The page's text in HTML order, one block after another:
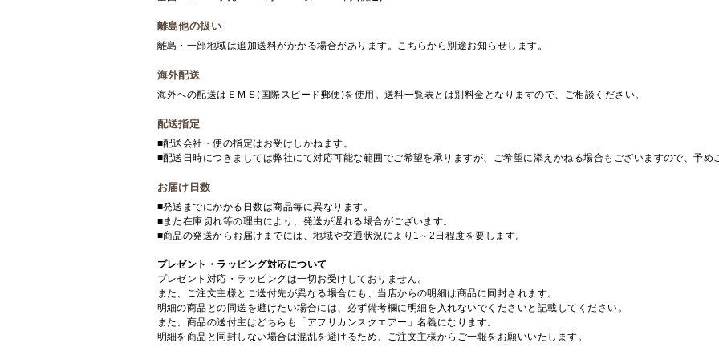
離島他の扱い
離島・一部地域は追加送料がかかる場合があります。こちらから別途お知らせします。
海外配送
海外への配送はＥＭＳ(国際スピード郵便)を使用。送料一覧表とは別料金となりますので、ご相談ください。
配送指定
■配送会社・便の指定はお受けしかねます。
■配送日時につきましては弊社にて対応可能な範囲でご希望を承りますが、ご希望に添えかねる場合もございますので、予め
お届け日数
■発送までにかかる日数は商品毎に異なります。
■また在庫切れ等の理由により、発送が遅れる場合がございます。
■商品の発送からお届けまでには、地域や交通状況により1～2日程度を要します。
プレゼント・ラッピング対応について
プレゼント対応・ラッピングは一切お受けしておりません。
また、ご注文主様とご送付先が異なる場合にも、当店からの明細は商品に同封されます。
明細の商品との同送を避けたい場合には、必ず備考欄に明細を入れないでくださいと記載してください。
また、商品の送付主はどちらも「アフリカンスクエアー」名義になります。
明細を商品と同封しない場合は混乱を避けるため、ご注文主様からご一報をお願いいたします。